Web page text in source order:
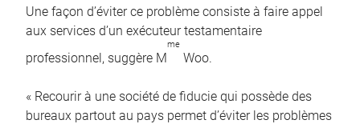
Une façon d’éviter ce problème consiste à faire appel
aux services d’un exécuteur testamentaire
professionnel, suggère M
me
Woo.
« Recourir à une société de fiducie qui possède des
bureaux partout au pays permet d’éviter les problèmes